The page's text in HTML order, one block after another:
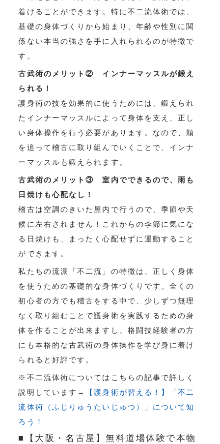
着けることができます。特に不二流体術では、
基礎の身体づくりから始まり、年齢や性別に関
係ない本当の強さを手に入れられるのが特徴で
す。
古武術のメリット② インナーマッスルが鍛え
られる！
護身術の技を効果的に使うためには、鍛えられ
たインナーマッスルによって身体を支え、正し
い身体操作を行う必要があります。なので、順
を追って稽古に取り組んでいくことで、インナ
ーマッスルも鍛えられます。
古武術のメリット③ 室内でできるので、雨も
日焼けも心配なし！
稽古は空調のきいた屋内で行うので、季節や天
候に左右されません！これからの季節に気にな
る日焼けも、まったく心配せずに運動すること
ができます。
私たちの流派「不二流」の特徴は、正しく身体
を使うための基礎的な身体づくりです。全くの
初心者の方でも稽古をする中で、少しずつ無理
なく取り組むことで護身術を実践するための身
体を作ることが出来ますし、格闘技経験者の方
にも本格的な古武術の身体操作を学び身に着け
られると好評です。
※不二流体術についてはこちらの記事で詳しく
説明しています→
【護身術が習える！】「不二
流体術（ふじりゅうたいじゅつ）」について知
ろう！
■【大阪・名古屋】無料道場体験で本物